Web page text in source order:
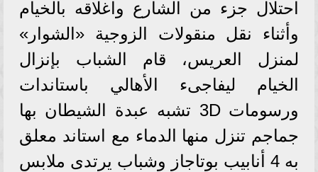
احتلال جزء من الشارع واغلاقه بالخيام
وأثناء نقل منقولات الزوجية «الشوار»
لمنزل العريس، قام الشباب بإنزال
الخيام ليفاجىء الأهالي باستاندات
ورسومات 3D تشبه عبدة الشيطان بها
جماجم تنزل منها الدماء مع استاند معلق
به 4 أنابيب بوتاجاز وشباب يرتدى ملابس